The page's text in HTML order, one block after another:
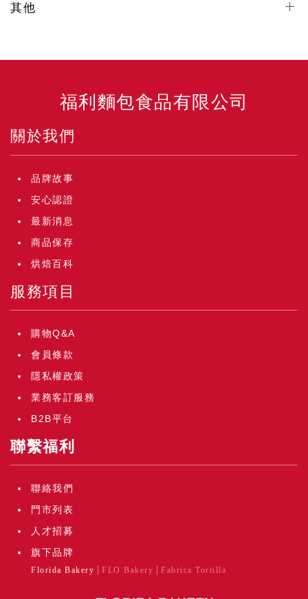
其他
福利麵包食品有限公司
關於我們
品牌故事
安心認證
最新消息
商品保存
烘焙百科
服務項目
購物Q&A
會員條款
隱私權政策
業務客訂服務
B2B平台
聯繫福利
聯絡我們
門市列表
人才招募
旗下品牌
Florida Bakery FLO Bakery Fabrica Tortilla